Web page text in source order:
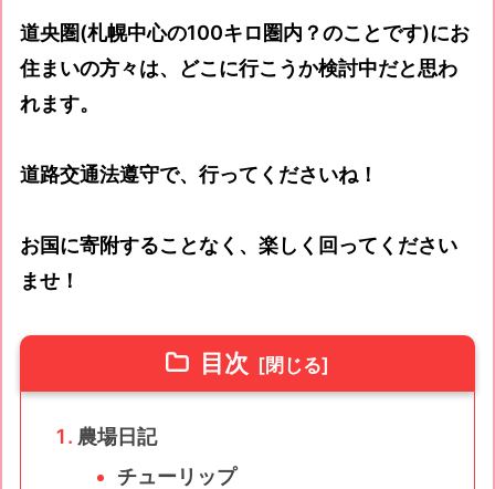
道央圏(札幌中心の100キロ圏内？のことです)にお
住まいの方々は、どこに行こうか検討中だと思わ
れます。
道路交通法遵守で、行ってくださいね！
お国に寄附することなく、楽しく回ってください
ませ！
目次
農場日記
チューリップ